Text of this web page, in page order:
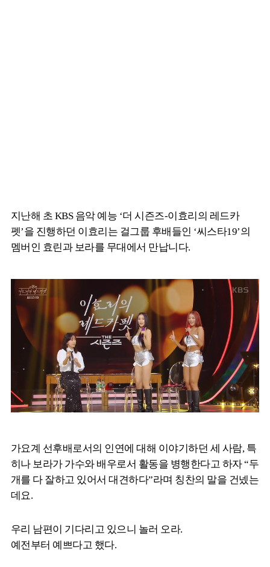
지난해 초 KBS 음악 예능 ‘더 시즌즈-이효리의 레드카
펫’을 진행하던 이효리는 걸그룹 후배들인 ‘씨스타19’의
멤버인 효린과 보라를 무대에서 만납니다.
가요계 선후배로서의 인연에 대해 이야기하던 세 사람, 특
히나 보라가 가수와 배우로서 활동을 병행한다고 하자 “두
개를 다 잘하고 있어서 대견하다”라며 칭찬의 말을 건넸는
데요.
우리 남편이 기다리고 있으니 놀러 오라.
예전부터 예쁘다고 했다.